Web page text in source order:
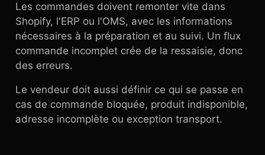
Les commandes doivent remonter vite dans
Shopify, l'ERP ou l'OMS, avec les informations
nécessaires à la préparation et au suivi. Un flux
commande incomplet crée de la ressaisie, donc
des erreurs.
Le vendeur doit aussi définir ce qui se passe en
cas de commande bloquée, produit indisponible,
adresse incomplète ou exception transport.